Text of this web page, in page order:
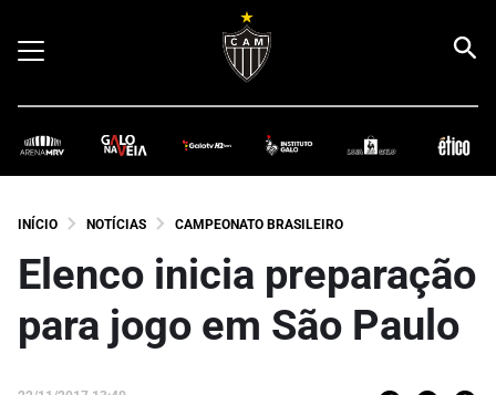
INÍCIO NOTÍCIAS CAMPEONATO BRASILEIRO
Elenco inicia preparação
para jogo em São Paulo